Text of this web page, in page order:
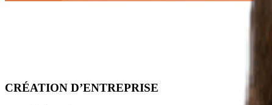
CRÉATION D’ENTREPRISE